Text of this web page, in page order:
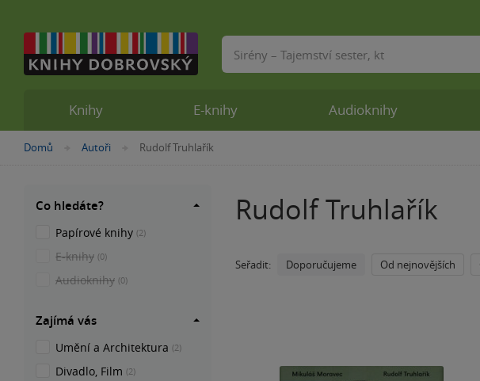
Nacházíte
Domů »Autoři »
Rudolf Truhlařík
Rudolf Truhlařík
Seřadit: Doporučujeme Od nejnovějších
Co hledáte?
Papírové knihy (2)
E-knihy (0)
Audioknihy (0)
Zajímá vás
Umění a Architektura (2)
Divadlo, Film (2)
Knihy E-knihy Audioknihy
Vyhledávání